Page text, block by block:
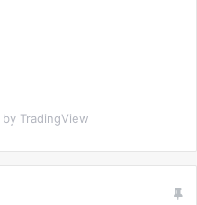
by TradingView